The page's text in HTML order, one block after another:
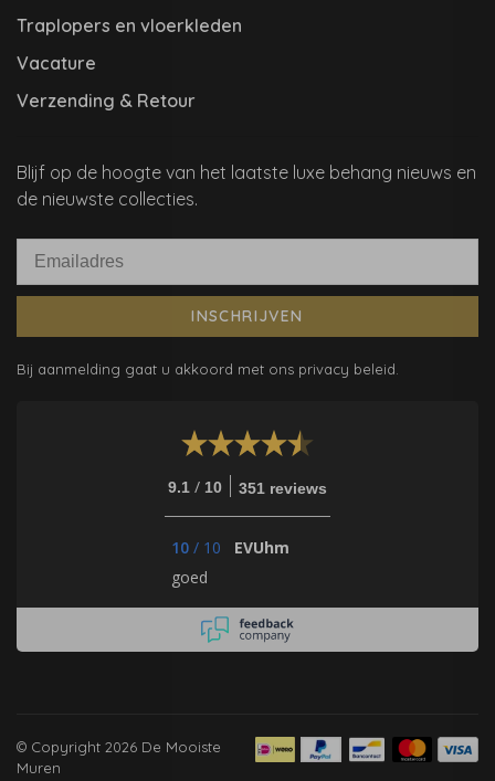
Traplopers en vloerkleden
Vacature
Verzending & Retour
Blijf op de hoogte van het laatste luxe behang nieuws en
de nieuwste collecties.
INSCHRIJVEN
Bij aanmelding gaat u akkoord met ons privacy beleid.
9.1 / 10 351 reviews
10 / 10
EVUhm
goed
© Copyright 2026 De Mooiste
Muren